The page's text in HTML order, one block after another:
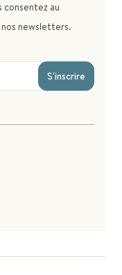
consentez au
newsletters.
S'inscrire